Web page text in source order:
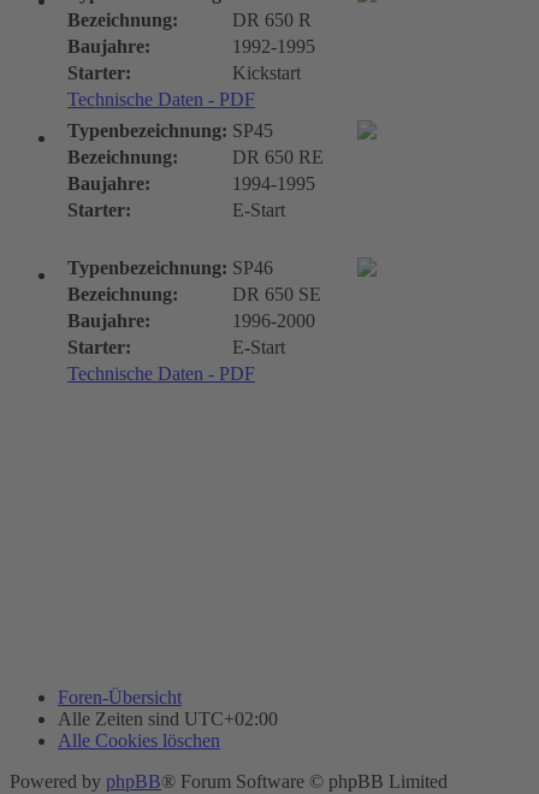
Bezeichnung:
DR 650 R
Baujahre:
1992-1995
Starter:
Kickstart
Technische Daten - PDF
Typenbezeichnung: SP45
Bezeichnung:
DR 650 RE
Baujahre:
1994-1995
Starter:
E-Start
Typenbezeichnung: SP46
Bezeichnung:
DR 650 SE
Baujahre:
1996-2000
Starter:
E-Start
Technische Daten - PDF
Foren-Übersicht
Alle Zeiten sind UTC+02:00
Alle Cookies löschen
Powered by phpBB® Forum Software © phpBB Limited